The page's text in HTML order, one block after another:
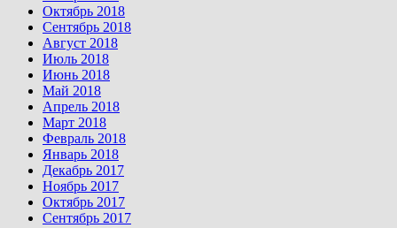
Октябрь 2018
Сентябрь 2018
Август 2018
Июль 2018
Июнь 2018
Май 2018
Апрель 2018
Март 2018
Февраль 2018
Январь 2018
Декабрь 2017
Ноябрь 2017
Октябрь 2017
Сентябрь 2017